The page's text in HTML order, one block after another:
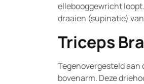
ellebooggewricht
draaien (supinatie)
Triceps
Tegenovergesteld aan
bovenarm. Deze